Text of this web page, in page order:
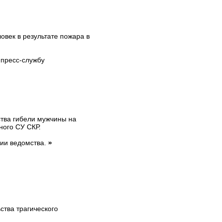
в результате пожара в
службу
гибели мужчины на
СУ СКР.
ведомства. »
трагического